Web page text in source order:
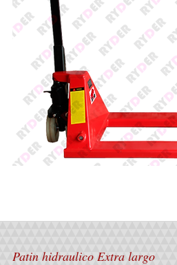
Patin hidraulico Extra largo